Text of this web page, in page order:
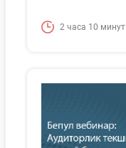
2 часа 10 минут